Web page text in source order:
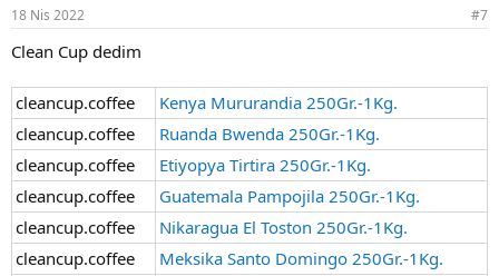
:
18 Nis 2022 #7
Clean Cup dedim
cleancup.coffee
Kenya Mururandia 250Gr.-1Kg.
cleancup.coffee
Ruanda Bwenda 250Gr.-1Kg.
cleancup.coffee
Etiyopya Tirtira 250Gr.-1Kg.
cleancup.coffee
Guatemala Pampojila 250Gr.-1Kg.
cleancup.coffee
Nikaragua El Toston 250Gr.-1Kg.
cleancup.coffee
Meksika Santo Domingo 250Gr.-1Kg.